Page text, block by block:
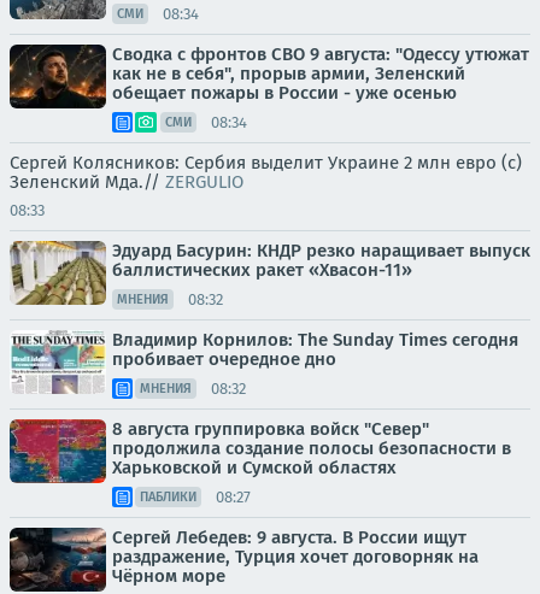
СМИ 08:34
Сводка с фронтов СВО 9 августа: "Одессу утюжат
как не в себя", прорыв армии, Зеленский
обещает пожары в России - уже осенью
СМИ 08:34
Сергей Колясников: Сербия выделит Украине 2 млн евро (с)
Зеленский Мда.// ZERGULIO
08:33
Эдуард Басурин: КНДР резко наращивает выпуск
баллистических ракет «Хвасон-11»
МНЕНИЯ 08:32
Владимир Корнилов: The Sunday Times сегодня
пробивает очередное дно
МНЕНИЯ 08:32
8 августа группировка войск "Север"
продолжила создание полосы безопасности в
Харьковской и Сумской областях
ПАБЛИКИ 08:27
Сергей Лебедев: 9 августа. В России ищут
раздражение, Турция хочет договорняк на
Чёрном море